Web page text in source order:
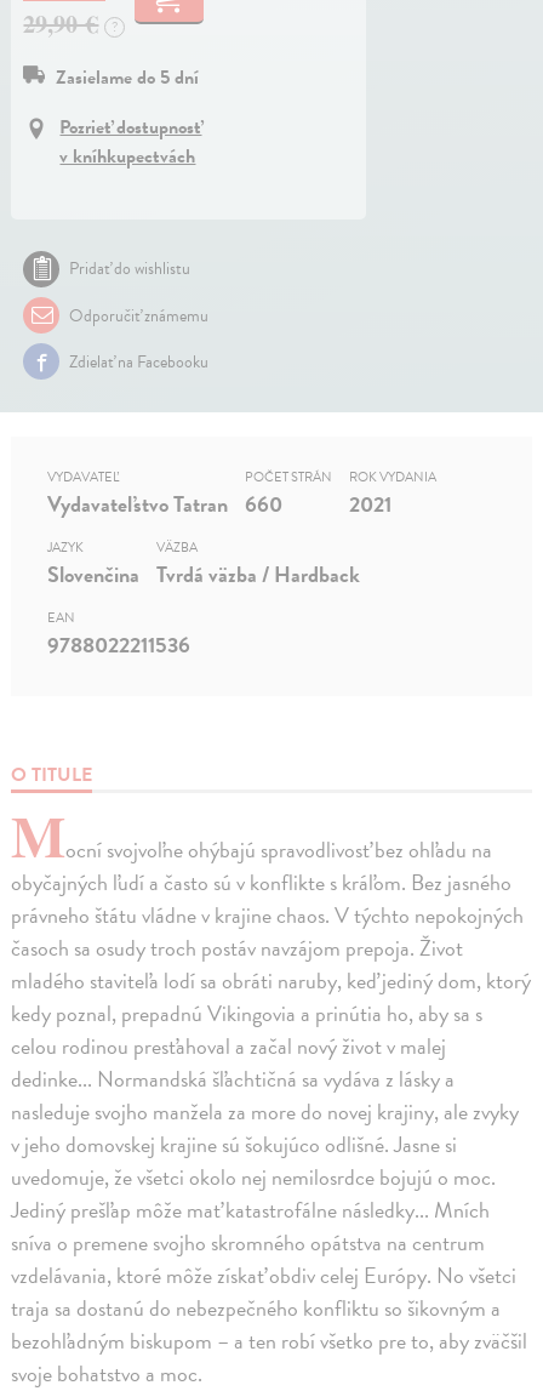
29,90 €
?
Zasielame do 5 dní
Pozrieť dostupnosť
v kníhkupectvách
Pridať do wishlistu
Odporučiť známemu
Zdielať na Facebooku
O TITULE
Mocní svojvoľne ohýbajú spravodlivosť bez ohľadu na
obyčajných ľudí a často sú v konflikte s kráľom. Bez jasného
právneho štátu vládne v krajine chaos. V týchto nepokojných
časoch sa osudy troch postáv navzájom prepoja. Život
mladého staviteľa lodí sa obráti naruby, keď jediný dom, ktorý
kedy poznal, prepadnú Vikingovia a prinútia ho, aby sa s
celou rodinou presťahoval a začal nový život v malej
dedinke... Normandská šľachtičná sa vydáva z lásky a
nasleduje svojho manžela za more do novej krajiny, ale zvyky
v jeho domovskej krajine sú šokujúco odlišné. Jasne si
uvedomuje, že všetci okolo nej nemilosrdce bojujú o moc.
Jediný prešľap môže mať katastrofálne následky... Mních
sníva o premene svojho skromného opátstva na centrum
vzdelávania, ktoré môže získať obdiv celej Európy. No všetci
traja sa dostanú do nebezpečného konfliktu so šikovným a
bezohľadným biskupom – a ten robí všetko pre to, aby zväčšil
svoje bohatstvo a moc.
VYDAVATEĽ
Vydavateľstvo Tatran
POČET STRÁN
660
ROK VYDANIA
2021
JAZYK
Slovenčina
VÄZBA
Tvrdá väzba / Hardback
EAN
9788022211536